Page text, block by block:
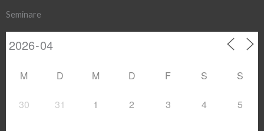
Seminare
M D M D F S S
30 31 1 2 3 4 5